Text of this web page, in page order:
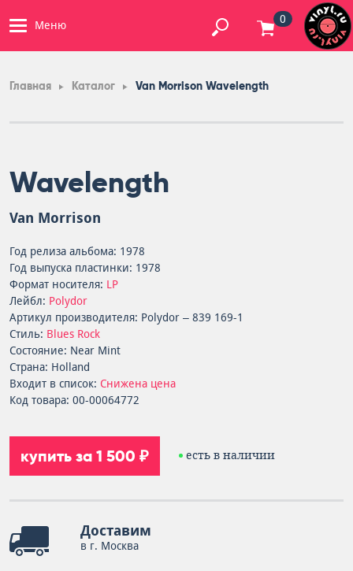
Меню 0
Главная Каталог Van Morrison Wavelength
Wavelength
Van Morrison
Год релиза альбома: 1978
Год выпуска пластинки: 1978
Формат носителя: LP
Лейбл: Polydor
Артикул производителя: Polydor – 839 169-1
Стиль: Blues Rock
Состояние: Near Mint
Страна: Holland
Входит в список: Снижена цена
Код товара: 00-00064772
купить за 1 500 ₽ есть в наличии
Доставим
в г. Москва